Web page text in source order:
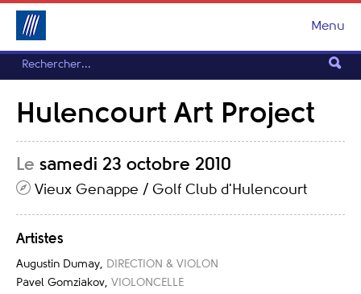
Menu
Hulencourt Art Project
Le samedi 23 octobre 2010
Vieux Genappe / Golf Club d'Hulencourt
Artistes
Augustin Dumay, DIRECTION & VIOLON
Pavel Gomziakov, VIOLONCELLE